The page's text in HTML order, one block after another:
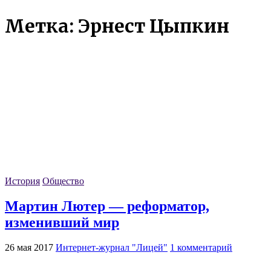
Метка: Эрнест Цыпкин
История Общество
Мартин Лютер — реформатор,
изменивший мир
26 мая 2017 Интернет-журнал "Лицей" 1 комментарий